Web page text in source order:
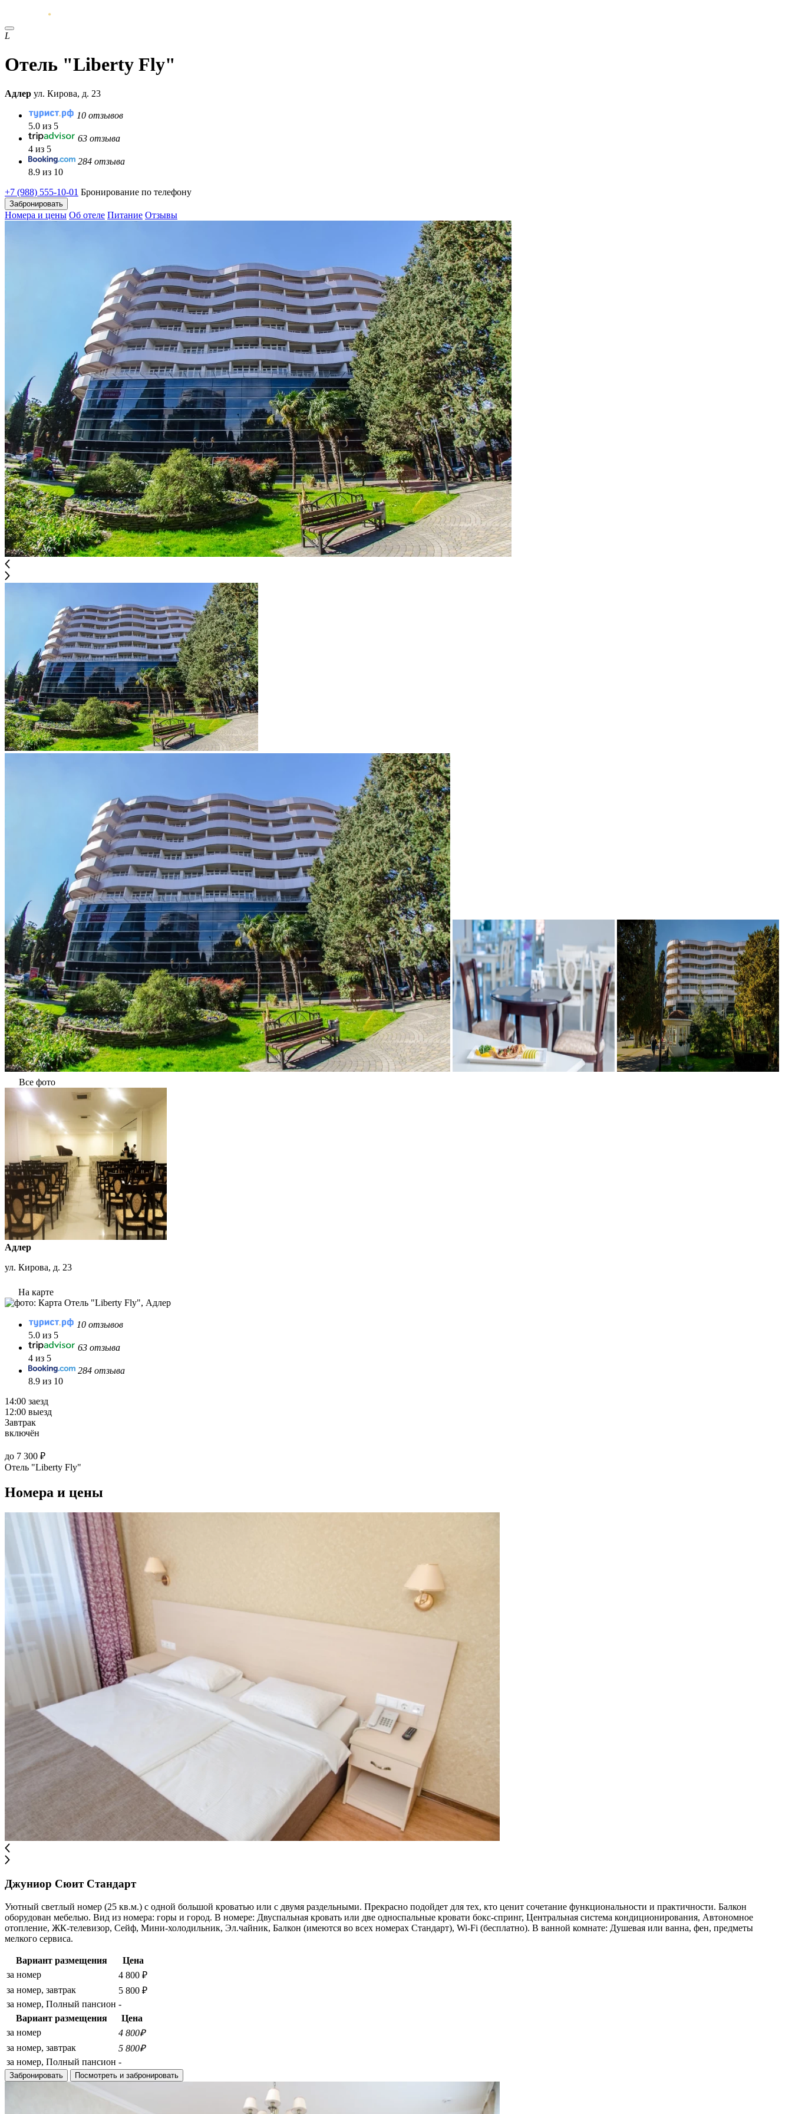
L
Отель "Liberty Fly"
Адлер ул. Кирова, д. 23
10 отзывов
5.0 из 5
63 отзыва
4 из 5
284 отзыва
8.9 из 10
+7 (988) 555-10-01 Бронирование по телефону
Забронировать
Номера и цены Об отеле Питание Отзывы
Все фото
Адлер
ул. Кирова, д. 23
На карте
10 отзывов
5.0 из 5
63 отзыва
4 из 5
284 отзыва
8.9 из 10
14:00 заезд
12:00 выезд
Завтрак
включён
до 7 300 ₽
Отель "Liberty Fly"
Номера и цены
Джуниор Сюит Стандарт
Уютный светлый номер (25 кв.м.) с одной большой кроватью или с двумя раздельными. Прекрасно подойдет для тех, кто ценит сочетание функциональности и практичности. Балкон
оборудован мебелью. Вид из номера: горы и город. В номере: Двуспальная кровать или две односпальные кровати бокс-спринг, Центральная система кондиционирования, Автономное
отопление, ЖК-телевизор, Сейф, Мини-холодильник, Эл.чайник, Балкон (имеются во всех номерах Стандарт), Wi-Fi (бесплатно). В ванной комнате: Душевая или ванна, фен, предметы
мелкого сервиса.
Вариант размещения
Цена
за номер
4 800 ₽
за номер, завтрак
5 800 ₽
за номер, Полный пансион -
Вариант размещения
Цена
за номер
4 800₽
за номер, завтрак
5 800₽
за номер, Полный пансион -
Забронировать Посмотреть и забронировать